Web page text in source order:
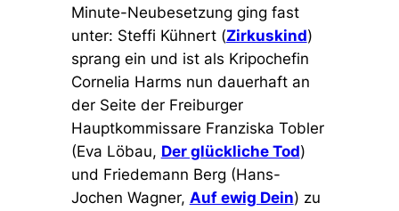
Minute-Neubesetzung ging fast
unter: Steffi Kühnert (Zirkuskind)
sprang ein und ist als Kripochefin
Cornelia Harms nun dauerhaft an
der Seite der Freiburger
Hauptkommissare Franziska Tobler
(Eva Löbau, Der glückliche Tod)
und Friedemann Berg (Hans-
Jochen Wagner, Auf ewig Dein) zu